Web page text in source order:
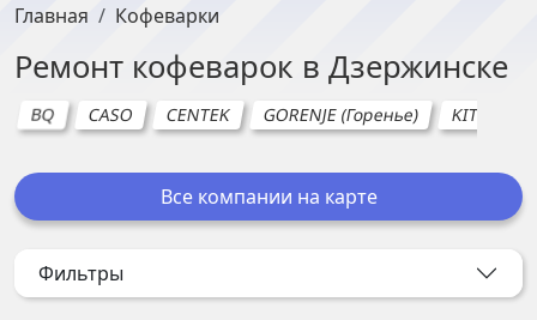
Главная Кофеварки
Ремонт кофеварок в Дзержинске
BQ CASO CENTEK GORENJE (Горенье) KITFORT
Все компании на карте
Фильтры